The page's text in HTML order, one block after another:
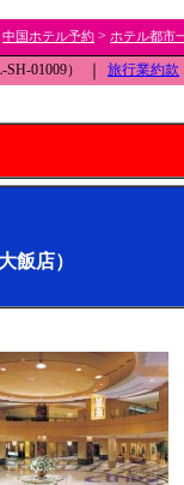
中国ホテル予約 > ホテル都市
01009） 旅行業約款
飯店）